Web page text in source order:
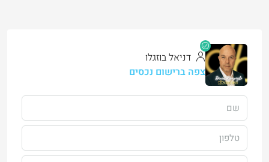
דניאל בוזגלו
צפה ברישום נכסים